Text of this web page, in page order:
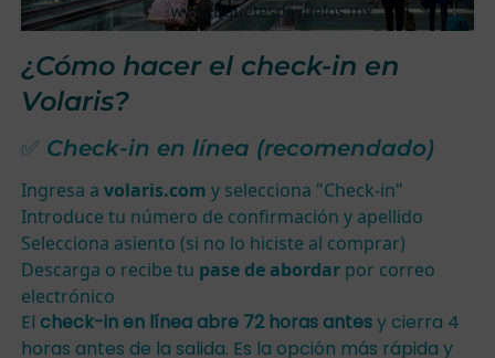
¿Cómo hacer el check-in en
Volaris?
✅ Check-in en línea (recomendado)
Ingresa a volaris.com y selecciona "Check-in"
Introduce tu número de confirmación y apellido
Selecciona asiento (si no lo hiciste al comprar)
Descarga o recibe tu pase de abordarpor correo
electrónico
El check-in en línea abre 72 horas antesy cierra 4
horas antes de la salida. Es la opción más rápida y